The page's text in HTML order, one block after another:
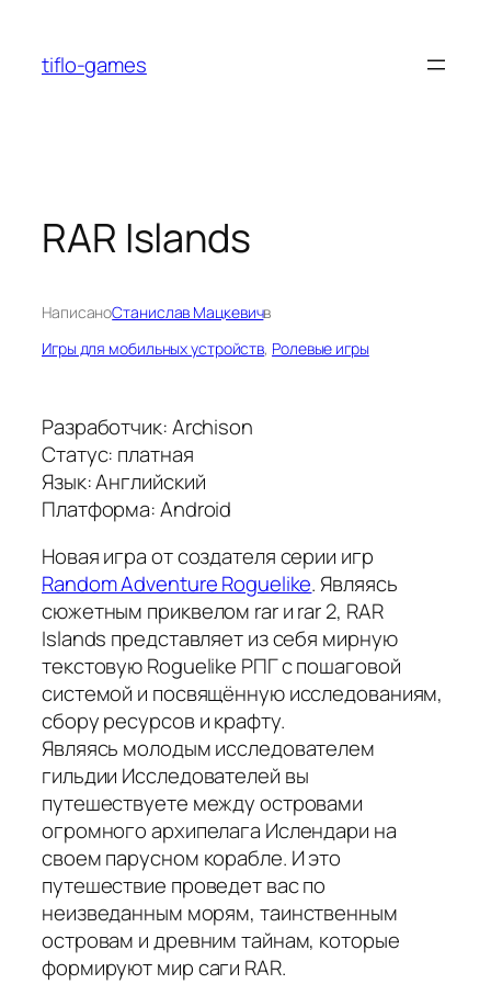
содержимому
tiflo-games
RAR Islands
НаписаноСтанислав Мацкевичв
Игры для мобильных устройств, Ролевые игры
Разработчик: Archison
Статус: платная
Язык: Английский
Платформа: Android
Новая игра от создателя серии игр
Random Adventure Roguelike. Являясь
сюжетным приквелом rar и rar 2, RAR
Islands представляет из себя мирную
текстовую Roguelike РПГ с пошаговой
системой и посвящённую исследованиям,
сбору ресурсов и крафту.
Являясь молодым исследователем
гильдии Исследователей вы
путешествуете между островами
огромного архипелага Ислендари на
своем парусном корабле. И это
путешествие проведет вас по
неизведанным морям, таинственным
островам и древним тайнам, которые
формируют мир саги RAR.